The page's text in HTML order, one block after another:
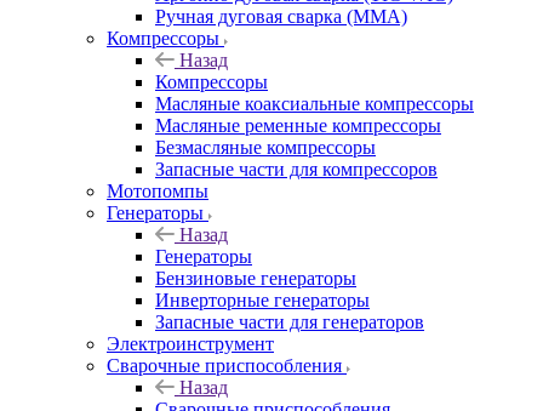
Ручная дуговая сварка (MMA)
Компрессоры
Назад
Компрессоры
Масляные коаксиальные компрессоры
Масляные ременные компрессоры
Безмасляные компрессоры
Запасные части для компрессоров
Мотопомпы
Генераторы
Назад
Генераторы
Бензиновые генераторы
Инверторные генераторы
Запасные части для генераторов
Электроинструмент
Сварочные приспособления
Назад